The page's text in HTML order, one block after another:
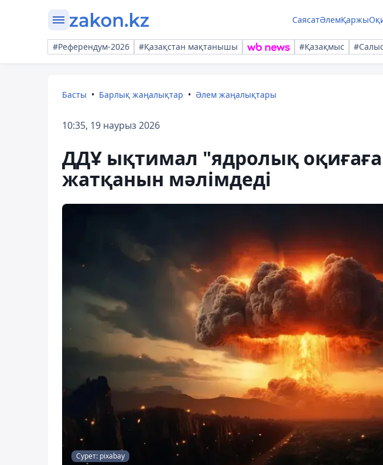
СаясатӘлемҚаржы
#Референдум-2026 #Қазақстан мақтанышы #Қазақмыс
Басты Барлық жаңалықтар Әлем жаңалықтары
10:35, 19 наурыз 2026
ДДҰ ықтимал "ядролық
жатқанын мәлімдеді
Сурет: pixabay